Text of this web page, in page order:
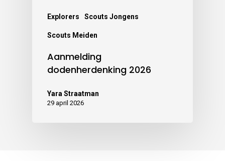
Explorers Scouts Jongens
Scouts Meiden
Aanmelding
dodenherdenking 2026
Yara Straatman
29 april 2026